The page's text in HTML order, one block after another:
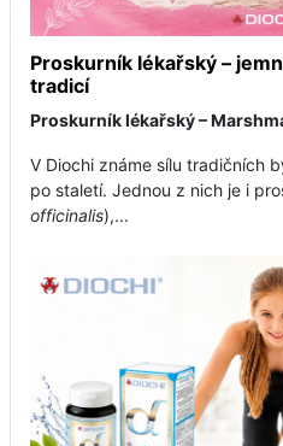
Proskurník lékařský –
tradicí
Proskurník lékařský –
V Diochi známe sílu tradičních
po staletí. Jednou z nich je i
officinalis),...